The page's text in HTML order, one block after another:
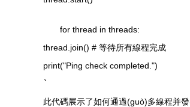
for thread in threads:
thread.join() # 等待所有線程完成
print("Ping check completed.")
`
此代碼展示了如何通過(guò)多線程并